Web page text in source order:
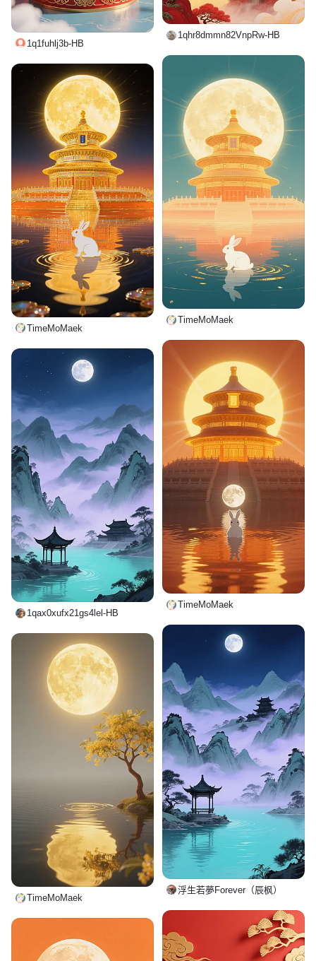
1qhr8dmmn82VnpRw-HB
1q1fuhlj3b-HB
TimeMoMaek
TimeMoMaek
TimeMoMaek
1qax0xufx21gs4lel-HB
浮生若夢Forever（辰枫）
TimeMoMaek